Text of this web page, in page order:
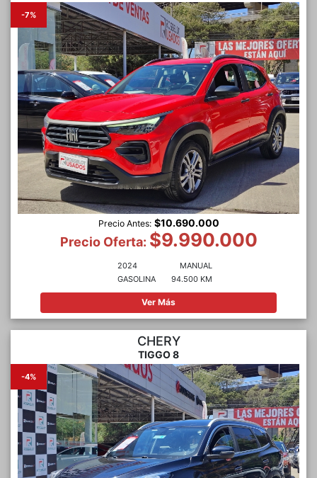
-7%
Precio Antes: $10.690.000
Precio Oferta: $9.990.000
2024
GASOLINA
MANUAL
94.500 KM
Ver Más
CHERY
TIGGO 8
-4%